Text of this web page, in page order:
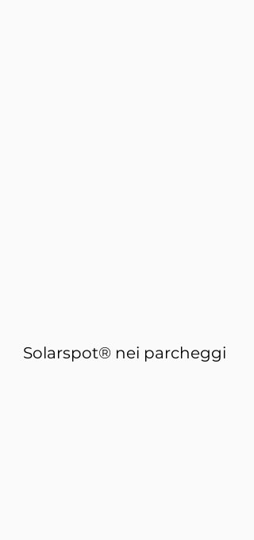
Solarspot® nei parcheggi